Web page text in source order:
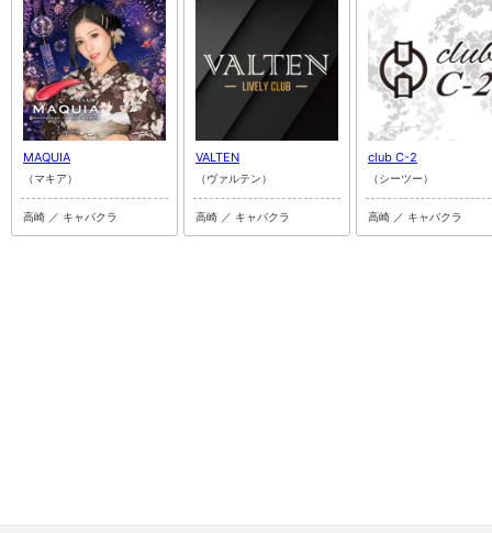
MAQUIA
（マキア）
高崎 ／ キャバクラ
VALTEN
（ヴァルテン）
高崎 ／ キャバクラ
club C-2
（シーツー）
高崎 ／ キャバクラ